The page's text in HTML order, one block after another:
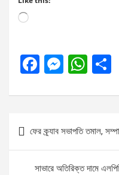
Loading…
F
ce
o
o
M
se
g
er
W
at
A
p
Post
navigation
ফের ক্র্যাব সভাপতি তমাল,
সাভারে অতিরিক্ত দামে